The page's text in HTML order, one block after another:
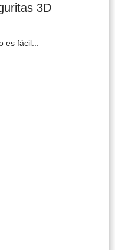
3D
es fácil...